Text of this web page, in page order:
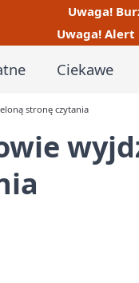
Uwaga!
Uwaga! Alert
Ciekawe
stronę czytania